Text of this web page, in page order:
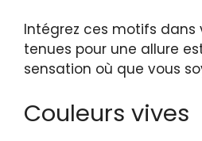
Intégrez ces motifs dans
tenues pour une allure
sensation où que vous
Couleurs vives